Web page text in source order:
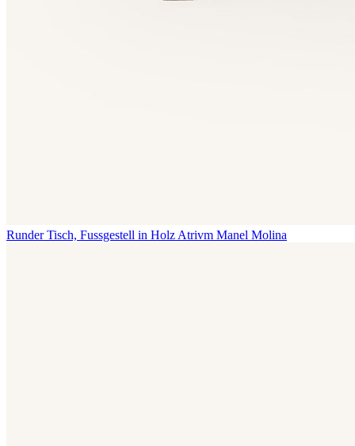
Runder Tisch, Fussgestell in Holz Atrivm Manel Molina